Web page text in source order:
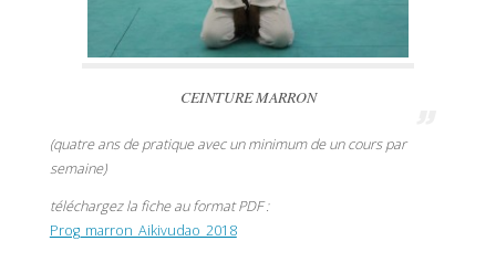
CEINTURE MARRON
(quatre ans de pratique avec un minimum de un cours par
semaine)
téléchargez la fiche au format PDF :
Prog_marron_Aikivudao_2018